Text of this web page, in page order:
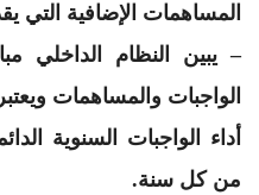
المساهمات الإضافية التي
– يبين النظام الداخلي
الواجبات والمساهمات
أداء الواجبات السنوية
من كل سنة.